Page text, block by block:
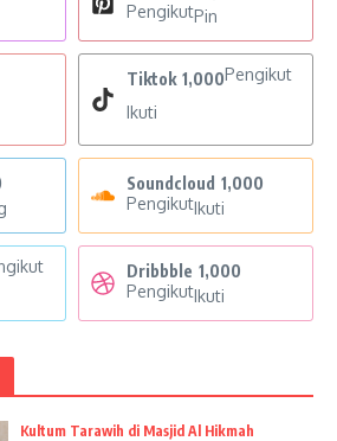
PengikutPin
Tiktok 1,000Pengikut
Ikuti
Soundcloud 1,000
PengikutIkuti
Dribbble 1,000
PengikutIkuti
Kultum Tarawih di Masjid Al Hikmah